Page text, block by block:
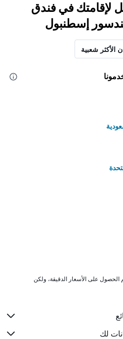
لإقامتك في فندق
إسطنبول
الأكثر شعبية
لك